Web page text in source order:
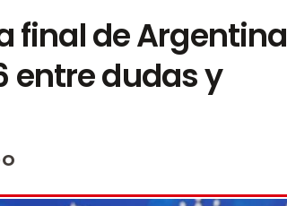
final de Argentina
entre dudas y